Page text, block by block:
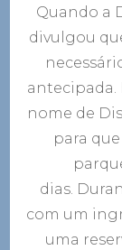
Quando a
divulgou
antecipada.
nome de
para
dias.
com um
uma